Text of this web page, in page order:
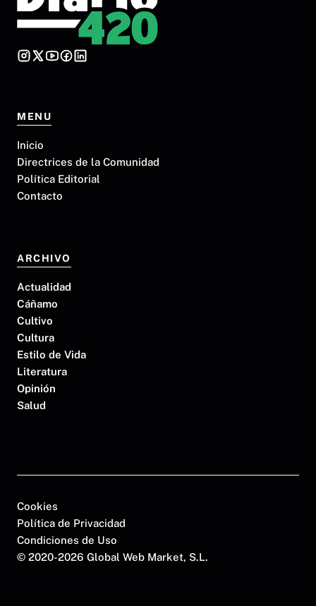
MENU
Inicio
Directrices de la Comunidad
Política Editorial
Contacto
ARCHIVO
Actualidad
Cáñamo
Cultivo
Cultura
Estilo de Vida
Literatura
Opinión
Salud
© 2020-2026 Global Web Market, S.L.
Cookies
Política de Privacidad
Condiciones de Uso